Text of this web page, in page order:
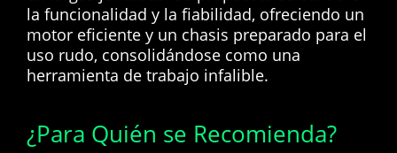
la funcionalidad y la fiabilidad, ofreciendo un
motor eficiente y un chasis preparado para el
uso rudo, consolidándose como una
herramienta de trabajo infalible.
¿Para Quién se Recomienda?